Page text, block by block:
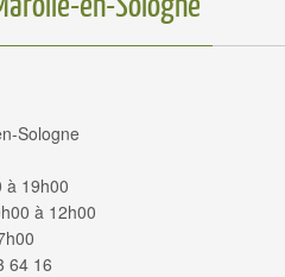
Sologne
à 19h00
à 12h00
64 16